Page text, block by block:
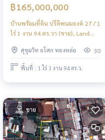
฿165,000,000
บ้านพร้อมที่ดิน ปรีดีพนมยงค์ 27 / 1
ไร่ 1 งาน 94 ตร.วา (ขาย), Land
/ 94 Square Wa (FOR SALE)
PALM764
สุขุมวิท อโศก ทองหล่อ 30
พื้นที่ : 1 ไร่ 1 งาน 94 ตร.ว.
ขาย